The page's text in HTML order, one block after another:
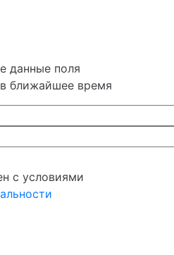
данные поля
ближайшее время
с условиями